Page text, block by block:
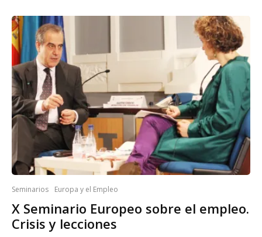
Seminarios Europa y el Empleo
X Seminario Europeo sobre el empleo.
Crisis y lecciones